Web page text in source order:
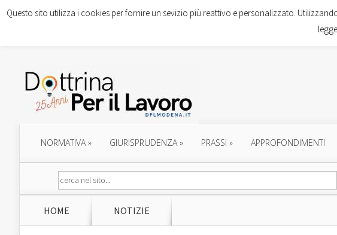
NORMATIVA» GIURISPRUDENZA» PRASSI » APPROFONDIMENTI
HOME NOTIZIE
Questo sito utilizza i cookies per fornire un sevizio più reattivo e personalizzato.